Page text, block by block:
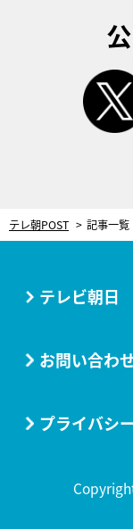
テレ朝POST 記事一覧
テレビ朝日
お問い合わ
プライバシ